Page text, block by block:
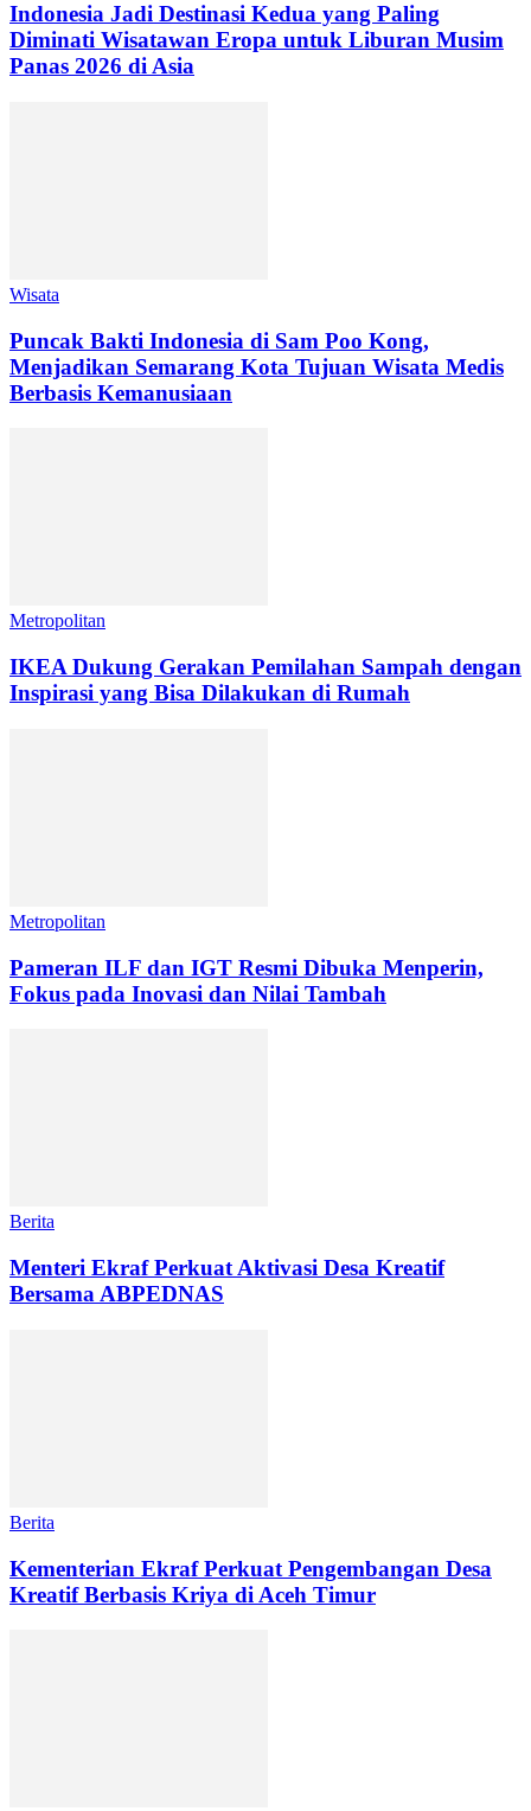
Indonesia Jadi Destinasi Kedua yang Paling
Diminati Wisatawan Eropa untuk Liburan Musim
Panas 2026 di Asia
Wisata
Puncak Bakti Indonesia di Sam Poo Kong,
Menjadikan Semarang Kota Tujuan Wisata Medis
Berbasis Kemanusiaan
Metropolitan
IKEA Dukung Gerakan Pemilahan Sampah dengan
Inspirasi yang Bisa Dilakukan di Rumah
Metropolitan
Pameran ILF dan IGT Resmi Dibuka Menperin,
Fokus pada Inovasi dan Nilai Tambah
Berita
Menteri Ekraf Perkuat Aktivasi Desa Kreatif
Bersama ABPEDNAS
Berita
Kementerian Ekraf Perkuat Pengembangan Desa
Kreatif Berbasis Kriya di Aceh Timur